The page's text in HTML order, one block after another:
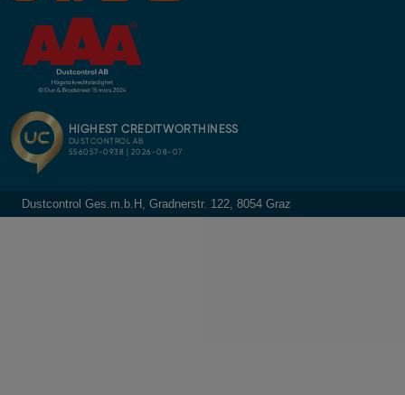
Dustcontrol Ges.m.b.H, Gradnerstr. 122, 8054 Graz